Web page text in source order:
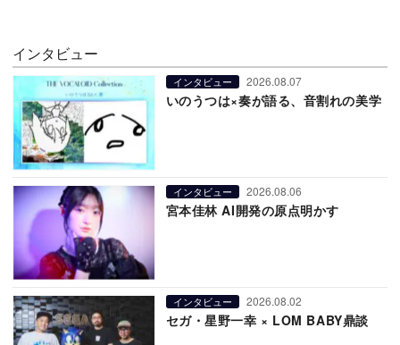
インタビュー
インタビュー 2026.08.07
いのうつは×奏が語る、音割れの美学
インタビュー 2026.08.06
宮本佳林 AI開発の原点明かす
インタビュー 2026.08.02
セガ・星野一幸 × LOM BABY鼎談